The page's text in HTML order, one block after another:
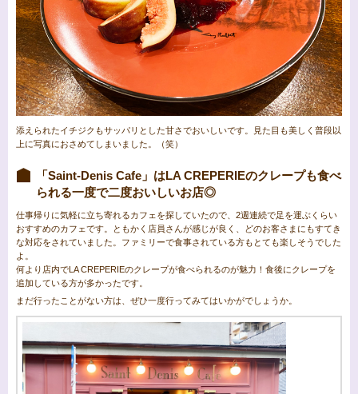
添えられたイチジクもサッパリとした甘さでおいしいです。見た目も美しく普段以
上に写真におさめてしまいました。（笑）
「Saint-Denis Cafe」はLA CREPERIEのクレープも食べ
られる一度で二度おいしいお店◎
仕事帰りに気軽に立ち寄れるカフェを探していたので、2週連続で足を運ぶくらい
おすすめのカフェです。ともかく店員さんが感じが良く、どのお客さまにもすてき
な対応をされていました。ファミリーで食事されている方もとても楽しそうでした
よ。
何より店内でLA CREPERIEのクレープが食べられるのが魅力！食後にクレープを
追加している方が多かったです。
まだ行ったことがない方は、ぜひ一度行ってみてはいかがでしょうか。